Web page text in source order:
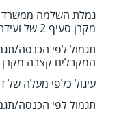
גמלת השלמה ממשרד
מקרן סעיף 2 של ועידת התביעות
תגמול לפי הכנסה/
המקבלים קצבה מקרן
עיגול כלפי מעלה של
תגמול לפי הכנסה/